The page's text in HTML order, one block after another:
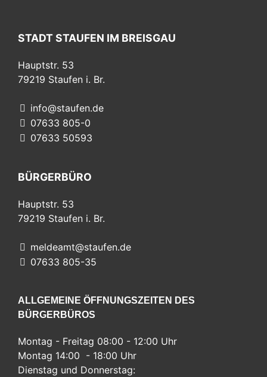
STADT STAUFEN IM BREISGAU
Hauptstr. 53
79219 Staufen i. Br.
info@staufen.de
07633 805-0
07633 50593
BÜRGERBÜRO
Hauptstr. 53
79219 Staufen i. Br.
meldeamt@staufen.de
07633 805-35
ALLGEMEINE ÖFFNUNGSZEITEN DES
BÜRGERBÜROS
Montag - Freitag 08:00 - 12:00 Uhr
Montag 14:00 - 18:00 Uhr
Dienstag und Donnerstag: